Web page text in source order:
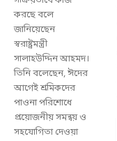
করছে বলে
জানিয়েছেন
স্বরাষ্ট্রমন্ত্রী
সালাহউদ্দিন আহমদ।
তিনি বলেছেন, ঈদের
আগেই শ্রমিকদের
পাওনা পরিশোধে
প্রয়োজনীয় সমন্বয় ও
সহযোগিতা দেওয়া